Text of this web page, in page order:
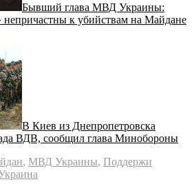
Бывший глава МВД Украины:
непричастны к убийствам на Майдане
В Киев из Днепропетровска
ВДВ, сообщил глава Минобороны
, МВД Украины, Поддержи